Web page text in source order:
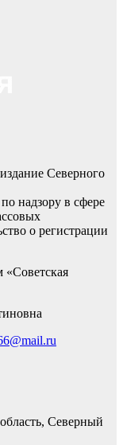
Северного
надзору в сфере
о регистрации
Северный